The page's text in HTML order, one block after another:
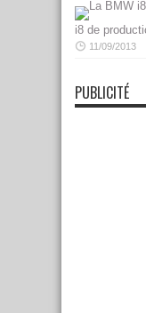
i8 de
11/09/2013
PUBLICITÉ